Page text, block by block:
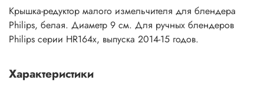
Крышка-редуктор малого измельчителя для блендера
Philips, белая. Диаметр 9 см. Для ручных блендеров
Philips серии HR164x, выпуска 2014-15 годов.
Характеристики